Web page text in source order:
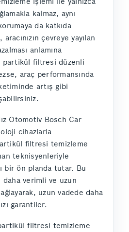
kalmaz, aynı
da katkıda
çevreye yayılan
anlamına
partikül filtresi düzenli
araç performansında
artış gibi
Otomotiv Bosch Car
cihazlarla
filtresi temizleme
teknisyenleriyle
bir ön planda tutar. Bu
daha verimli ve uzun
uzun vadede daha
garantiler.
filtresi temizleme